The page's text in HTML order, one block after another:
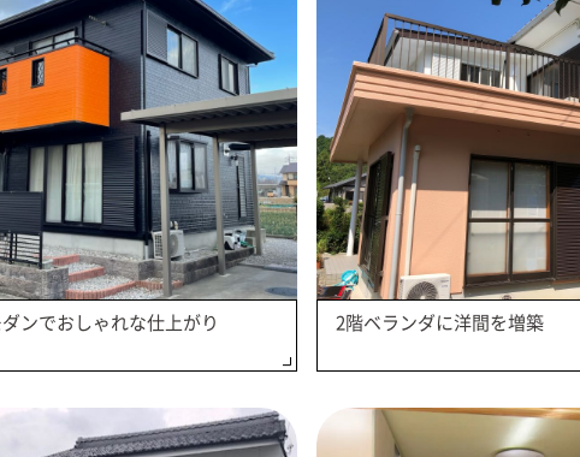
ンでおしゃれな仕上がり 2階ベランダに洋間を増築